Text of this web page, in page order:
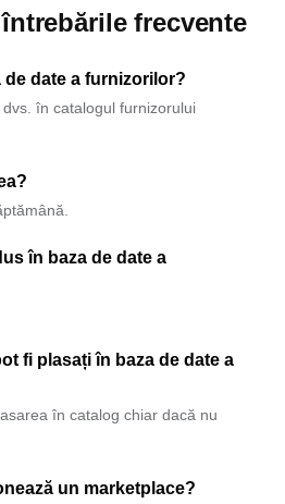
frecvente
date a furnizorilor?
în catalogul furnizorului
în baza de date a
fi plasați în baza de date a
în catalog chiar dacă nu
un marketplace?